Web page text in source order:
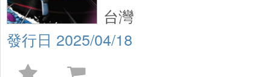
2025/04/18
台灣